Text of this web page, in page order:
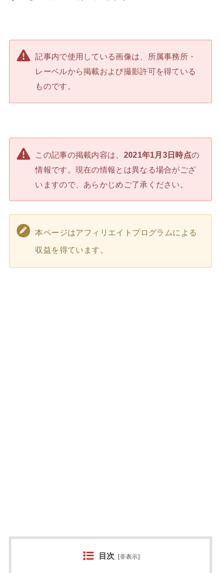
記事内で使用している画像は、所属事務所・
レーベルから掲載および撮影許可を得ている
ものです。
この記事の掲載内容は、 2021年1月3日時点の
情報です。現在の情報とは異なる場合がござ
いますので、あらかじめご了承ください。
本ページはアフィリエイトプログラムによる
収益を得ています。
目次 [非表示]